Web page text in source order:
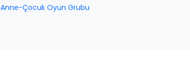
Anne-Çocuk Oyun Grubu